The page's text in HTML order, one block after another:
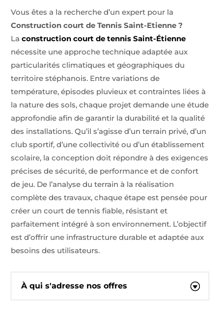
Vous êtes a la recherche d’un expert pour la
Construction court de Tennis Saint-Etienne ?
Laconstruction court de tennis Saint-Étienne
nécessite une approche technique adaptée aux
particularités climatiques et géographiques du
territoire stéphanois. Entre variations de
température, épisodes pluvieux et contraintes liées à
la nature des sols, chaque projet demande une étude
approfondie afin de garantir la durabilité et la qualité
des installations. Qu’il s’agisse d’un terrain privé, d’un
club sportif, d’une collectivité ou d’un établissement
scolaire, la conception doit répondre à des exigences
précises de sécurité, de performance et de confort
de jeu. De l’analyse du terrain à la réalisation
complète des travaux, chaque étape est pensée pour
créer un court de tennis fiable, résistant et
parfaitement intégré à son environnement. L’objectif
est d’offrir une infrastructure durable et adaptée aux
besoins des utilisateurs.
À qui s'adresse nos offres